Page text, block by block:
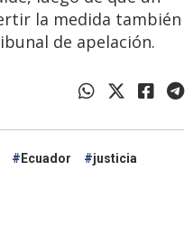
la medida también
de apelación.
Ecuador justicia